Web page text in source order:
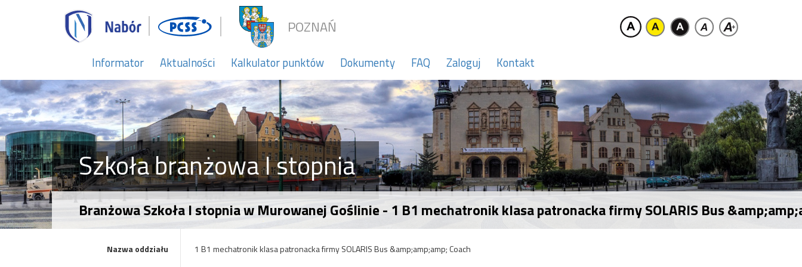
POZNAŃ
Informator Aktualności Kalkulator punktów Dokumenty FAQ Zaloguj Kontakt
Szkoła branżowa I stopnia
Branżowa Szkoła I stopnia w Murowanej Goślinie - 1 B1 mechatronik klasa patronacka firmy SOLARIS Bus
Nazwa oddziału 1 B1 mechatronik klasa patronacka firmy SOLARIS Bus &amp;amp;amp; Coach